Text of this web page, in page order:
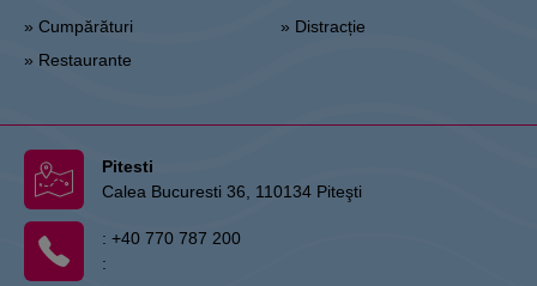
» Cumpărături
» Restaurante
» Distracție
Pitesti
Calea Bucuresti 36, 110134 Piteşti
: +40 770 787 200
: